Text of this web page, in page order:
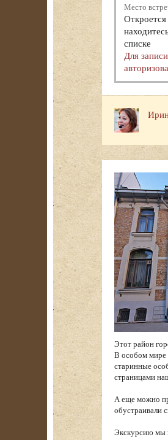
Место
списке
Для
Этот район
В особом мире
старинные
страницами
А еще можно
обустраивали
Экскурсию мы